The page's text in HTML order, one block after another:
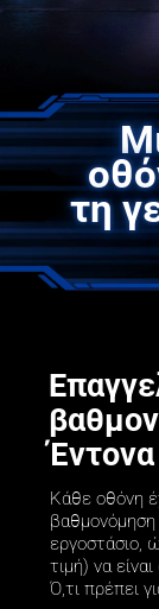
τη
Κάθε οθόνη
εργοστάσιο,
τιμή) να
Ό,τι πρέπει